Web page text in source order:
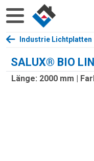
Industrie Lichtplatten
SALUX® BIO
Länge: 2000 mm |